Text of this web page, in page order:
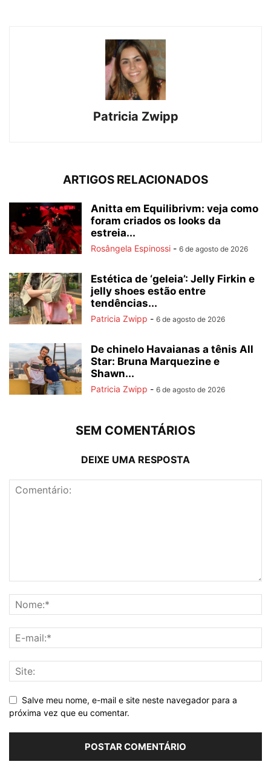
Patricia Zwipp
ARTIGOS RELACIONADOS
Anitta em Equilibrivm: veja como
foram criados os looks da
estreia...
Rosângela Espinossi - 6 de agosto de 2026
Estética de ‘geleia’: Jelly Firkin e
jelly shoes estão entre
tendências...
Patricia Zwipp - 6 de agosto de 2026
De chinelo Havaianas a tênis All
Star: Bruna Marquezine e
Shawn...
Patricia Zwipp - 6 de agosto de 2026
SEM COMENTÁRIOS
DEIXE UMA RESPOSTA
Salve meu nome, e-mail e site neste navegador para a
próxima vez que eu comentar.